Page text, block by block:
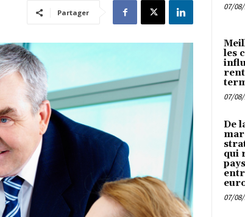
Partager
07/
les
07/
De
qui
07/